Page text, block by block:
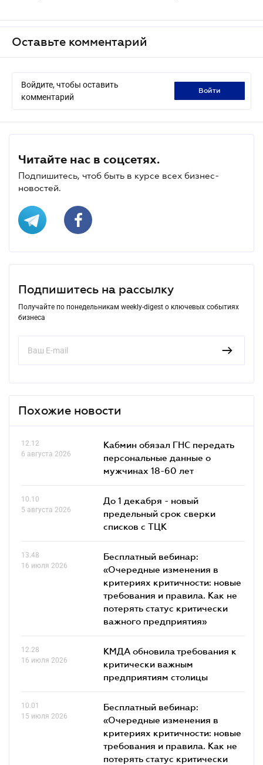
Оставьте комментарий
Войдите, чтобы оставить
комментарий
войти
Читайте нас в соцсетях.
Подпишитесь, чтоб быть в курсе всех бизнес-
новостей.
Подпишитесь на рассылку
Получайте по понедельникам weekly-digest о ключевых событиях
бизнеса
Похожие новости
12.12
6 августа 2026
Кабмин обязал ГНС передать
персональные данные о
мужчинах 18-60 лет
10.10
5 августа 2026
До 1 декабря - новый
предельный срок сверки
списков c ТЦК
13.48
16 июля 2026
Бесплатный вебинар:
«Очередные изменения в
критериях критичности: новые
требования и правила. Как не
потерять статус критически
важного предприятия»
12.28
16 июля 2026
КМДА обновила требования к
критически важным
предприятиям столицы
10.01
15 июля 2026
Бесплатный вебинар:
«Очередные изменения в
критериях критичности: новые
требования и правила. Как не
потерять статус критически